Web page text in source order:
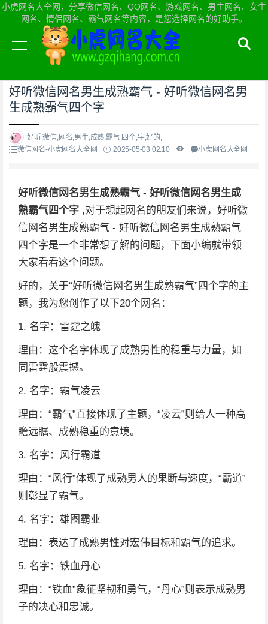
小虎网名大全网，分享微信网名、QQ网名、游戏网名、男生网名、女生
网名、情侣网名、霸气网名等内容，是您选择网名的好助手。
当前位置：小虎网名大全网首页>微信网名
好听微信网名男生成熟霸气 - 好听微信网名男
生成熟霸气四个字
好听,微信,网名,男生,成熟,霸气,四个,字,好的,
微信网名-小虎网名大全网
2025-05-03 02:10 小虎网名大全网
好听微信网名男生成熟霸气 - 好听微信网名男生成
熟霸气四个字 ,对于想起网名的朋友们来说，好听微
信网名男生成熟霸气 - 好听微信网名男生成熟霸气
四个字是一个非常想了解的问题，下面小编就带领
大家看看这个问题。
好的，关于“好听微信网名男生成熟霸气”四个字的主
题，我为您创作了以下20个网名：
1. 名字：雷霆之魄
理由：这个名字体现了成熟男性的稳重与力量，如
同雷霆般震撼。
2. 名字：霸气凌云
理由：“霸气”直接体现了主题，“凌云”则给人一种高
瞻远瞩、成熟稳重的意境。
3. 名字：风行霸道
理由：“风行”体现了成熟男人的果断与速度，“霸道”
则彰显了霸气。
4. 名字：雄图霸业
理由：表达了成熟男性对宏伟目标和霸气的追求。
5. 名字：铁血丹心
理由：“铁血”象征坚韧和勇气，“丹心”则表示成熟男
子的决心和忠诚。